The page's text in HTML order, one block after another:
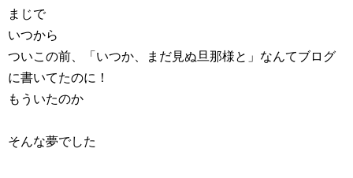
まじで
いつから
ついこの前、「いつか、まだ見ぬ旦那様と」なんてブログ
に書いてたのに！
もういたのか
そんな夢でした